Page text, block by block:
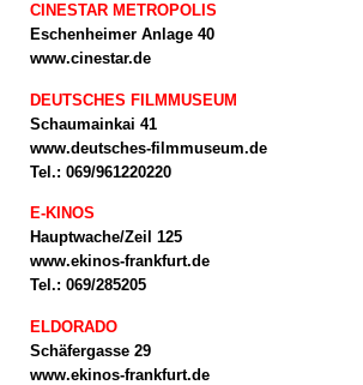
CINESTAR METROPOLIS
Eschenheimer Anlage 40
www.cinestar.de
DEUTSCHES FILMMUSEUM
Schaumainkai 41
www.deutsches-filmmuseum.de
Tel.: 069/961220220
E-KINOS
Hauptwache/Zeil 125
www.ekinos-frankfurt.de
Tel.: 069/285205
ELDORADO
Schäfergasse 29
www.ekinos-frankfurt.de